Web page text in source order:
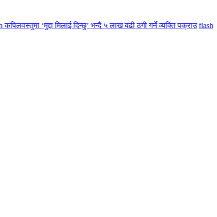
‘मुद्दा मिलाई दिन्छु’ भन्दै ५ लाख बढी ठगी गर्ने व्यक्ति पक्राउ flashमातृ